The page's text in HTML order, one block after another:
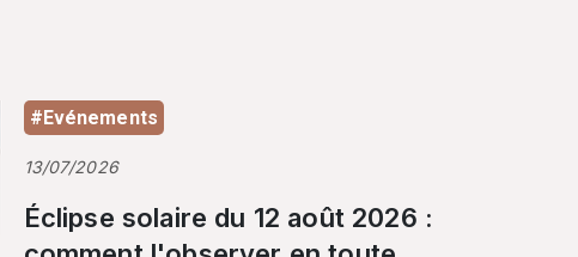
#Evénements
13/07/2026
Éclipse solaire du 12 août 2026 :